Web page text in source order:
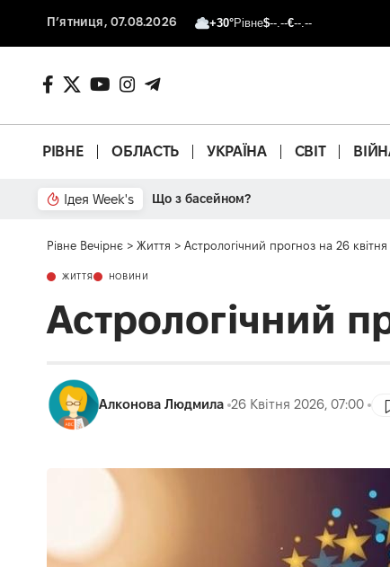
П’ятниця, 07.08.2026 +30°Рівне$--.--€--.--
РІВНЕ ОБЛАСТЬ УКРАЇНА СВІТ
Ідея Week's Від паркану до картонки
Рівне Вечірнє > Життя > Астрологічний прогноз на 26 квітня
ЖИТТЯ НОВИНИ
Астрологічний
Алконова Людмила 26 Квітня 2026, 07:00